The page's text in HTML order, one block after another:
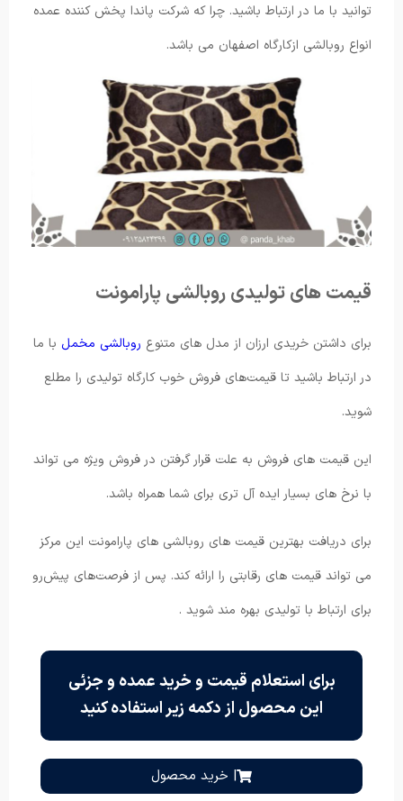
توانید با ما در ارتباط باشید. چرا که شرکت پاندا پخش کننده عمده
انواع روبالشی ازکارگاه اصفهان می باشد.
قیمت های تولیدی روبالشی پارامونت
برای داشتن خریدی ارزان از مدل های متنوع روبالشی مخمل با ما
در ارتباط باشید تا قیمت‌های فروش خوب کارگاه تولیدی را مطلع
شوید.
این قیمت های فروش به علت قرار گرفتن در فروش ویژه می ‌تواند
با نرخ های بسیار ایده آل تری برای شما همراه باشد.
برای دریافت بهترین قیمت های روبالشی های پارامونت این مرکز
می تواند قیمت های رقابتی را ارائه کند. پس از فرصت‌های پیش‌رو
برای ارتباط با تولیدی بهره مند شوید .
برای استعلام قیمت و خرید عمده و جزئی
این محصول از دکمه زیر استفاده کنید
| خرید محصول